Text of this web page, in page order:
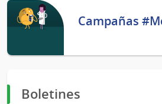
Campañas
Boletines